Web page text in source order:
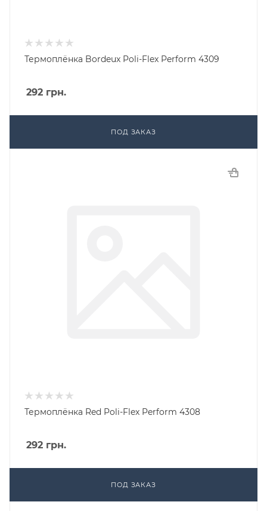
Термоплёнка Bordeux Poli-Flex Perform 4309
292 грн.
ПОД ЗАКАЗ
Термоплёнка Red Poli-Flex Perform 4308
292 грн.
ПОД ЗАКАЗ